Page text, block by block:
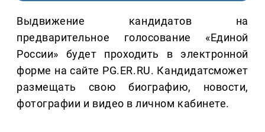
Выдвижение кандидатов на
предварительное голосование «Единой
России» будет проходить в электронной
форме на сайте PG.ER.RU. Кандидатсможет
размещать свою биографию, новости,
фотографии и видео в личном кабинете.